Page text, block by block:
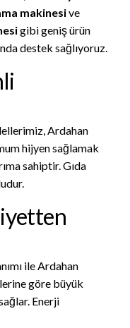
makinesive
gibi geniş ürün
destek sağlıyoruz.
Ardahan
hijyen sağlamak
sahiptir. Gıda
ile Ardahan
göre büyük
Enerji